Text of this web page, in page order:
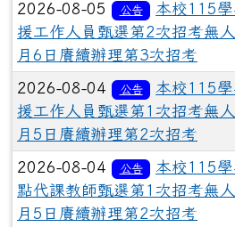
2026-08-05 公告
本校115
援工作人員甄選第2次招考無
月6日賡續辦理第3次招考
2026-08-04 公告
本校115
援工作人員甄選第1次招考無
月5日賡續辦理第2次招考
2026-08-04 公告
本校115
點代課教師甄選第1次招考無
月5日賡續辦理第2次招考